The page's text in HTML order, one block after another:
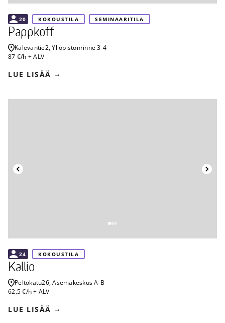
20 KOKOUSTILA SEMINAARITILA
Pappkoff
Kalevantie2, Yliopistonrinne 3-4
87 €/h + ALV
LUE LISÄÄ
24 KOKOUSTILA
Kallio
Peltokatu26, Asemakeskus A-B
62.5 €/h + ALV
LUE LISÄÄ